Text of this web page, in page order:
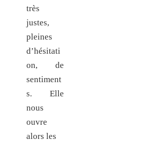
très
justes,
pleines
d’hésitati
on, de
sentiment
s. Elle
nous
ouvre
alors les